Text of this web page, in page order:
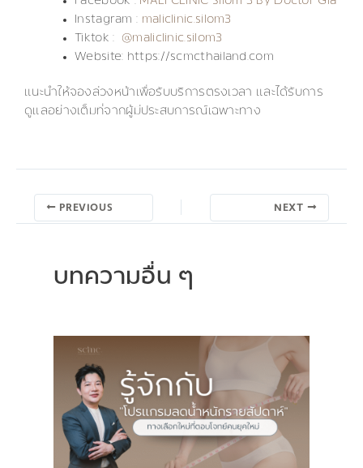
Instagram : maliclinic.silom3
Tiktok : @maliclinic.silom3
Website: https://scmcthailand.com
แนะนำให้จองล่วงหน้าเพื่อรับบริการตรงเวลา และได้รับการ
ดูแลอย่างเต็มที่จากผู้มีประสบการณ์เฉพาะทาง
PREVIOUS NEXT
บทความอื่น ๆ